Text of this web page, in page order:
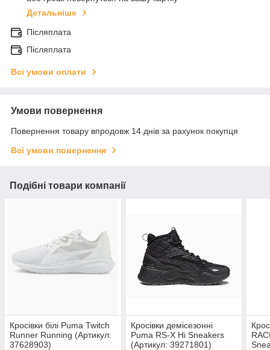
Детальніше
Післяплата
Післяплата
Всі умови оплати
Умови повернення
Повернення товару впродовж 14 днів за рахунок покупця
Всі умови повернення
Подібні товари компанії
Кросівки білі Puma Twitch
Runner Running (Артикул:
37628903)
Кросівки демісезонні
Puma RS-X Hi Sneakers
(Артикул: 39271801)